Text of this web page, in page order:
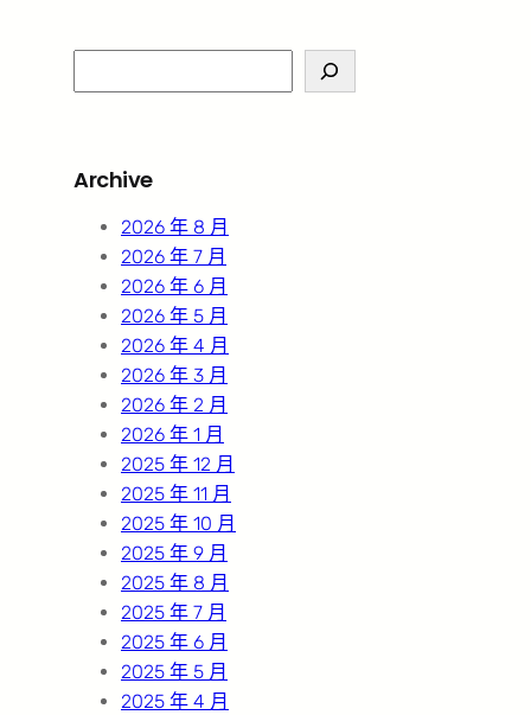
e
c
Archive
2026 年 8 月
2026 年 7 月
2026 年 6 月
2026 年 5 月
2026 年 4 月
2026 年 3 月
2026 年 2 月
2026 年 1 月
2025 年 12 月
2025 年 11 月
2025 年 10 月
2025 年 9 月
2025 年 8 月
2025 年 7 月
2025 年 6 月
2025 年 5 月
2025 年 4 月